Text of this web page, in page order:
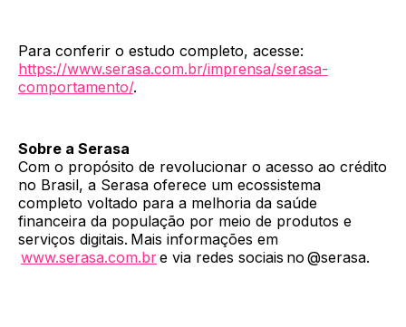
Para conferir o estudo completo, acesse:
https://www.serasa.com.br/imprensa/serasa-
comportamento/.
Sobre a Serasa
Com o propósito de revolucionar o acesso ao crédito
no Brasil, a Serasa oferece um ecossistema
completo voltado para a melhoria da saúde
financeira da população por meio de produtos e
serviços digitais. Mais informações em
www.serasa.com.bre via redes sociais no @serasa.